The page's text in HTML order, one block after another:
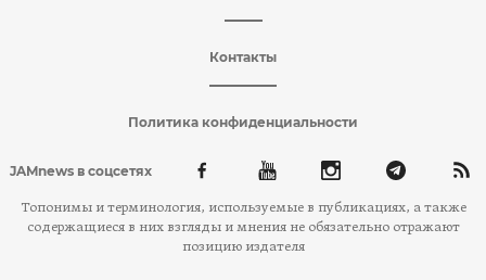
Контакты
Политика конфиденциальности
JAMnews в соцсетях
Топонимы и терминология, используемые в публикациях, а также
содержащиеся в них взгляды и мнения не обязательно отражают
позицию издателя